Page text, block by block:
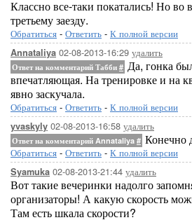
Классно все-таки покатались! Но во
третьему заезду.
Обратиться - Ответить - К полной версии
Annataliya 02-08-2013-16:29 удалить
Ответ на комментарий Табби # Да, гонка
впечатляющая. На тренировке и на
явно заскучала.
Обратиться - Ответить - К полной версии
yvaskyly 02-08-2013-16:58 удалить
Ответ на комментарий Annataliya # Конечно
Обратиться - Ответить - К полной версии
Syamuka 02-08-2013-21:44 удалить
Вот такие вечеринки надолго
организаторы! А какую скорость
Там есть шкала скорости?